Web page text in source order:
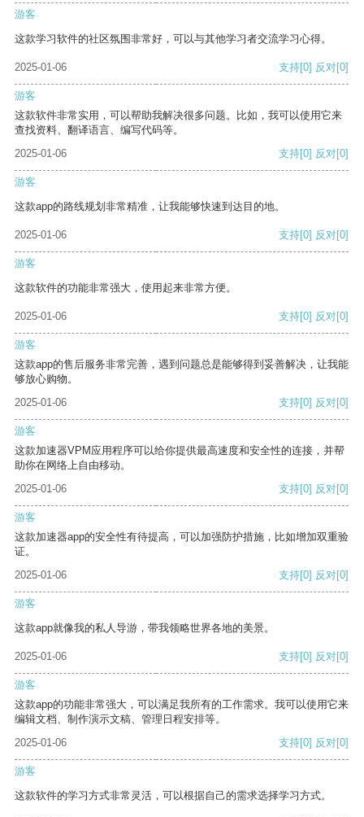
游客
这款学习软件的社区氛围非常好，可以与其他学习者交流学习心得。
2025-01-06 支持[0] 反对[0]
游客
这款软件非常实用，可以帮助我解决很多问题。比如，我可以使用它来
查找资料、翻译语言、编写代码等。
2025-01-06
支持[0] 反对[0]
游客
这款app的路线规划非常精准，让我能够快速到达目的地。
2025-01-06 支持[0] 反对[0]
游客
这款软件的功能非常强大，使用起来非常方便。
2025-01-06 支持[0] 反对[0]
游客
这款app的售后服务非常完善，遇到问题总是能够得到妥善解决，让我能
够放心购物。
2025-01-06
支持[0] 反对[0]
游客
这款加速器VPM应用程序可以给你提供最高速度和安全性的连接，并帮
助你在网络上自由移动。
2025-01-06
支持[0] 反对[0]
游客
这款加速器app的安全性有待提高，可以加强防护措施，比如增加双重验
证。
2025-01-06
支持[0] 反对[0]
游客
这款app就像我的私人导游，带我领略世界各地的美景。
2025-01-06 支持[0] 反对[0]
游客
这款app的功能非常强大，可以满足我所有的工作需求。我可以使用它来
编辑文档、制作演示文稿、管理日程安排等。
2025-01-06
支持[0] 反对[0]
游客
这款软件的学习方式非常灵活，可以根据自己的需求选择学习方式。